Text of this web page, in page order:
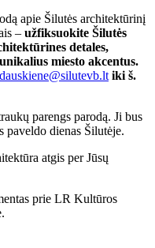
apie Šilutės architektūrinį
– užfiksuokite Šilutės
detales,
miesto akcentus.
iki š.
parengs parodą. Ji bus
paveldo dienas Šilutėje.
atgis per Jūsų
prie LR Kultūros